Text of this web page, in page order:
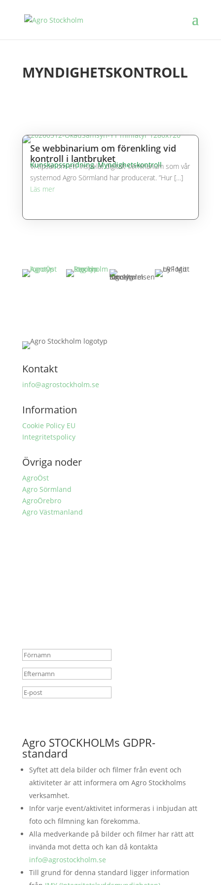
MYNDIGHETSKONTROLL
Se webbinarium om förenkling vid
kontroll i lantbruket
Kunskapsspridning, Myndighetskontroll
Vi tipsar om ett inspelat digitalt seminarium som vår
systernod Agro Sörmland har producerat. ”Hur […]
Läs mer
Kontakt
info@agrostockholm.se
Information
Cookie Policy EU
Integritetspolicy
Övriga noder
AgroÖst
Agro Sörmland
AgroÖrebro
Agro Västmanland
Agro STOCKHOLMs GDPR-
standard
Syftet att dela bilder och filmer från event och
aktiviteter är att informera om Agro Stockholms
verksamhet.
Inför varje event/aktivitet informeras i inbjudan att
foto och filmning kan förekomma.
Alla medverkande på bilder och filmer har rätt att
invända mot detta och kan då kontakta
info@agrostockholm.se
Till grund för denna standard ligger information